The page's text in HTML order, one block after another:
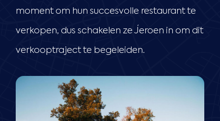
moment om hun succesvolle restaurant te
verkopen, dus schakelen ze Jeroen in om dit
verkooptraject te begeleiden.